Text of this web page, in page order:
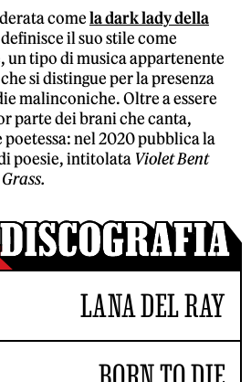
comela dark lady della
il suo stile come
un tipo di musica appartenente
si distingue per la presenza
malinconiche. Oltre a essere
parte dei brani che canta,
nel 2020 pubblica la
poesie, intitolata Violet Bent
LANA DEL RAY